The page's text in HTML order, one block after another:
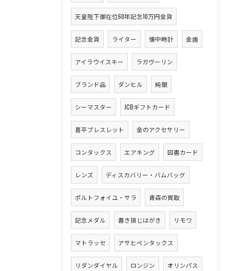
天皇陛下御在位60年記念10万円金貨
記念金貨 ライター 懐中時計 金歯
アイラウイスキー ラガヴーリン
ブランド品 ダンヒル 純銀
シーマスター JCBギフトカード
喜平ブレスレット 金のアクセサリー
コンタックス エアキング 図書カード
レンズ ディスカバリー・バムバッグ
ポルトフォイユ・サラ 青森の買取
記念メダル 書き損じはがき リモワ
マトラッセ アサヒペンタックス
リダンダイヤル ロンジン オリンパス